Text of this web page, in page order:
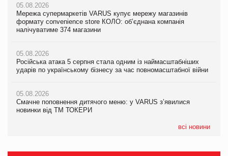
05.08.2026
Мережа супермаркетів VARUS купує мережу магазинів
формату convenience store КОЛО: об’єднана компанія
налічуватиме 374 магазини
05.08.2026
Російська атака 5 серпня стала одним із наймасштабніших
ударів по українському бізнесу за час повномасштабної війни
05.08.2026
Смачне поповнення дитячого меню: у VARUS з’явилися
новинки від ТМ ТОКЕРИ
всі новини
05.08.2026
Смачне поповнення дитячого меню: у VARUS з’явилися
новинки від ТМ ТОКЕРИ
05.08.2026
Сергій Лісунов про заморожені хлібобулочні вироби на
PrivateLabel&FMCG Master 2026
04.08.2026
Через атаку РФ у Дніпрі пошкоджено склад шоколаду
Millennium
05.08.2026
Adidas витратила понад $1 млрд на маркетинг за квартал
продуктів